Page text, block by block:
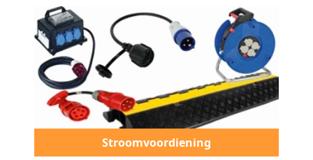
Stroomvoordiening